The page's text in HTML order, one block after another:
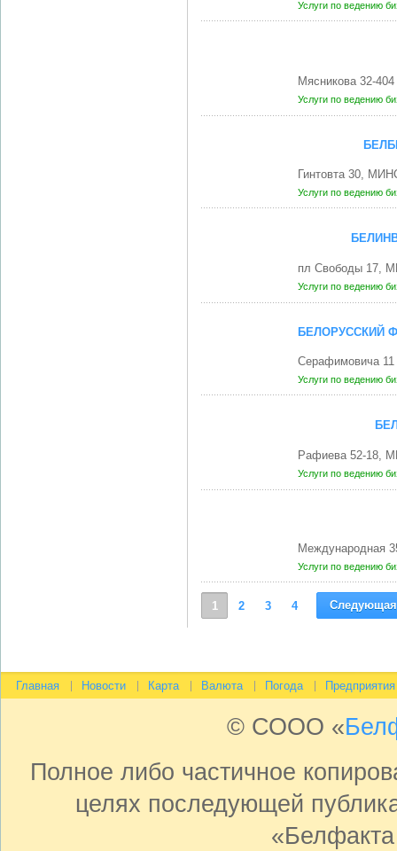
Услуги по ведению
Мясникова 32-
Услуги по ведению
Гинтовта 30,
Услуги по ведению
пл Свободы 17,
Услуги по ведению
БЕЛОРУССКИЙ
Серафимовича
Услуги по ведению
Рафиева 52-18,
Услуги по ведению
Международная
Услуги по ведению
1 2 3 4 Следующая
Главная Новости Карта Валюта Погода Предприятия
© СООО «
Полное либо частичное
целях последующей